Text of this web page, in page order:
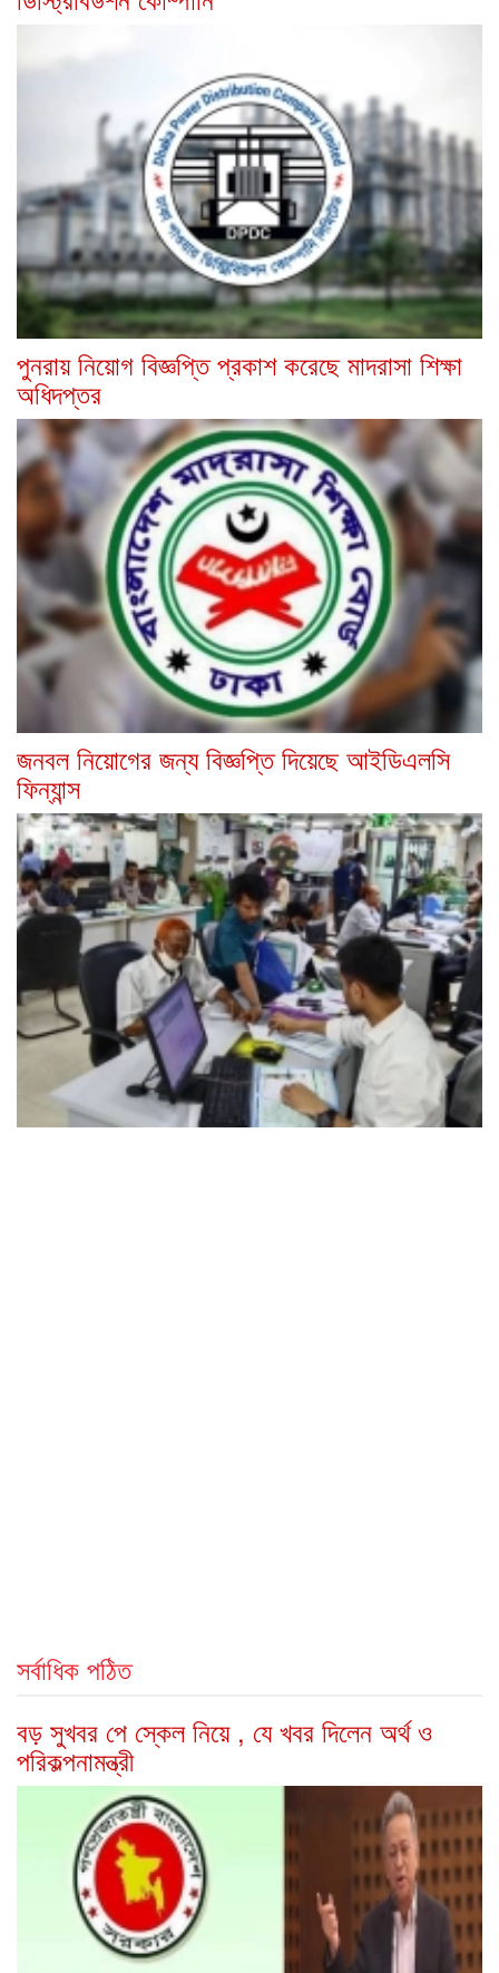
পুনরায় নিয়োগ বিজ্ঞপ্তি প্রকাশ করেছে মাদরাসা শিক্ষা
অধিদপ্তর
জনবল নিয়োগের জন্য বিজ্ঞপ্তি দিয়েছে আইডিএলসি
ফিন্যান্স
সর্বাধিক পঠিত
বড় সুখবর পে স্কেল নিয়ে , যে খবর দিলেন অর্থ ও
পরিকল্পনামন্ত্রী